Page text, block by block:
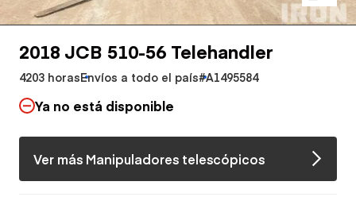
2018 JCB 510-56 Telehandler
4203 horasEnvíos a todo el país#A1495584
Ya no está disponible
Ver más Manipuladores telescópicos